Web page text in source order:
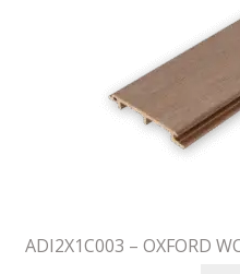
ADI2X1C003 – OXFORD